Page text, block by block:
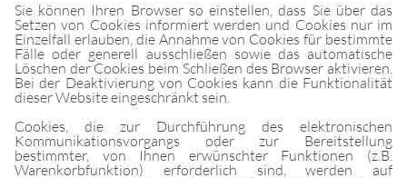
Sie können Ihren Browser so einstellen, dass Sie über das
Setzen von Cookies informiert werden und Cookies nur im
Einzelfall erlauben, die Annahme von Cookies für bestimmte
Fälle oder generell ausschließen sowie das automatische
Löschen der Cookies beim Schließen des Browser aktivieren.
Bei der Deaktivierung von Cookies kann die Funktionalität
dieser Website eingeschränkt sein.
Cookies, die zur Durchführung des elektronischen
Kommunikationsvorgangs oder zur Bereitstellung
bestimmter, von Ihnen erwünschter Funktionen (z.B.
Warenkorbfunktion) erforderlich sind, werden auf